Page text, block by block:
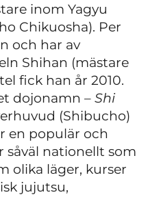
inom Yagyu
Chikuosha). Per
och har av
Shihan (mästare
fick han år 2010.
dojonamn – Shi
(Shibucho)
en populär och
nationellt som
olika läger, kurser
jujutsu,